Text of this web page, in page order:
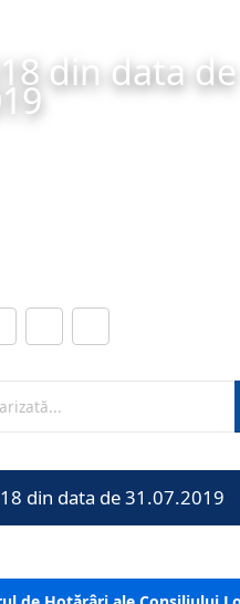
din data de
din data de 31.07.2019